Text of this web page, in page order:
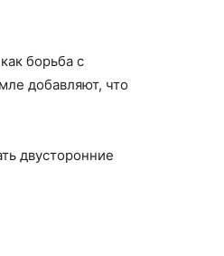
борьба с
добавляют, что
двусторонние